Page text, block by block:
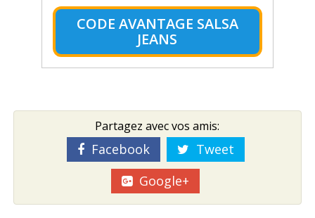
CODE AVANTAGE SALSA
JEANS
Partagez avec vos amis:
Facebook
Tweet
Google+